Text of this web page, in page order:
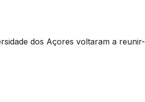
dos Açores voltaram a reunir-